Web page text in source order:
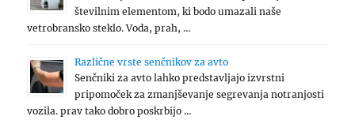
številnim elementom, ki bodo umazali naše
vetrobransko steklo. Voda, prah, …
Različne vrste senčnikov za avto
Senčniki za avto lahko predstavljajo izvrstni
pripomoček za zmanjševanje segrevanja notranjosti
vozila. prav tako dobro poskrbijo …